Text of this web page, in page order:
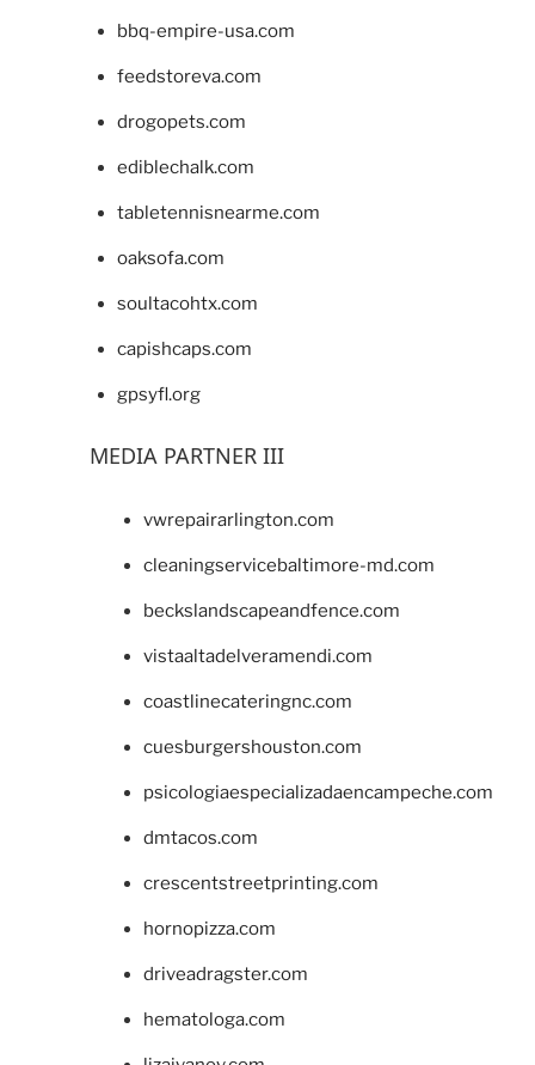
bbq-empire-usa.com
feedstoreva.com
drogopets.com
ediblechalk.com
tabletennisnearme.com
oaksofa.com
soultacohtx.com
capishcaps.com
gpsyfl.org
MEDIA PARTNER III
vwrepairarlington.com
cleaningservicebaltimore-md.com
beckslandscapeandfence.com
vistaaltadelveramendi.com
coastlinecateringnc.com
cuesburgershouston.com
psicologiaespecializadaencampeche.com
dmtacos.com
crescentstreetprinting.com
hornopizza.com
driveadragster.com
hematologa.com